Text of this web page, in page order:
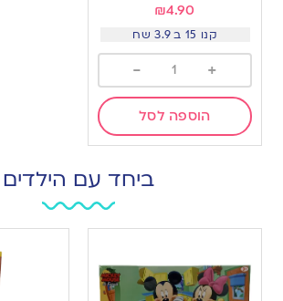
₪4.90
קנו 15 ב 3.9 שח
+
-
הוספה לסל
ביחד עם הילדים